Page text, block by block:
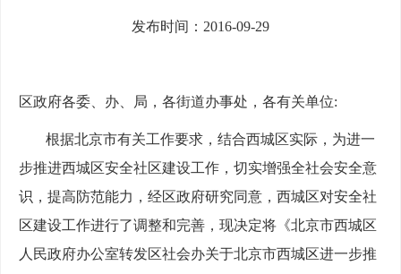
发布时间：2016-09-29
区政府各委、办、局，各街道办事处，各有关单位:
根据北京市有关工作要求，结合西城区实际，为进一
步推进西城区安全社区建设工作，切实增强全社会安全意
识，提高防范能力，经区政府研究同意，西城区对安全社
区建设工作进行了调整和完善，现决定将《北京市西城区
人民政府办公室转发区社会办关于北京市西城区进一步推